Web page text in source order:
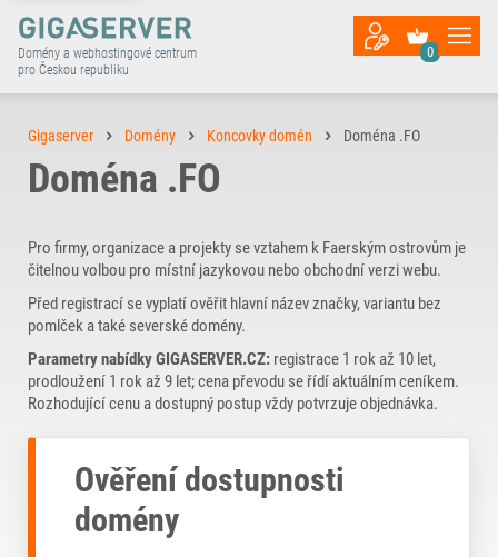
Domény a webhostingové centrum
pro Českou republiku
0
Gigaserver Domény Koncovky domén Doména .FO
Doména .FO
Pro firmy, organizace a projekty se vztahem k Faerským ostrovům je
čitelnou volbou pro místní jazykovou nebo obchodní verzi webu.
Před registrací se vyplatí ověřit hlavní název značky, variantu bez
pomlček a také severské domény.
Parametry nabídky GIGASERVER.CZ: registrace 1 rok až 10 let,
prodloužení 1 rok až 9 let; cena převodu se řídí aktuálním ceníkem.
Rozhodující cenu a dostupný postup vždy potvrzuje objednávka.
Ověření dostupnosti
domény